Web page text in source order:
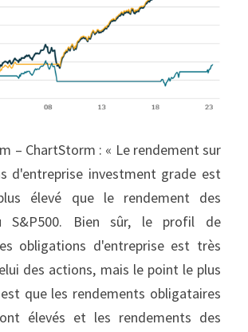
– ChartStorm : « Le rendement sur
d'entreprise investment grade est
élevé que le rendement des
S&P500. Bien sûr, le profil de
obligations d'entreprise est très
des actions, mais le point le plus
que les rendements obligataires
élevés et les rendements des